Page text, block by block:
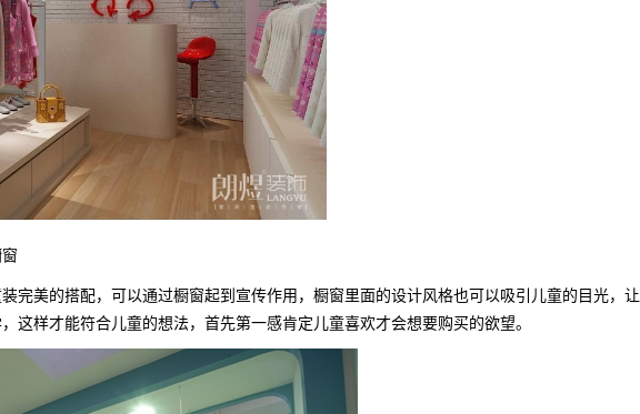
完美的搭配，可以通过橱窗起到宣传作用，橱窗里面的设计风格也可以吸引儿童的目光，让
这样才能符合儿童的想法，首先第一感肯定儿童喜欢才会想要购买的欲望。